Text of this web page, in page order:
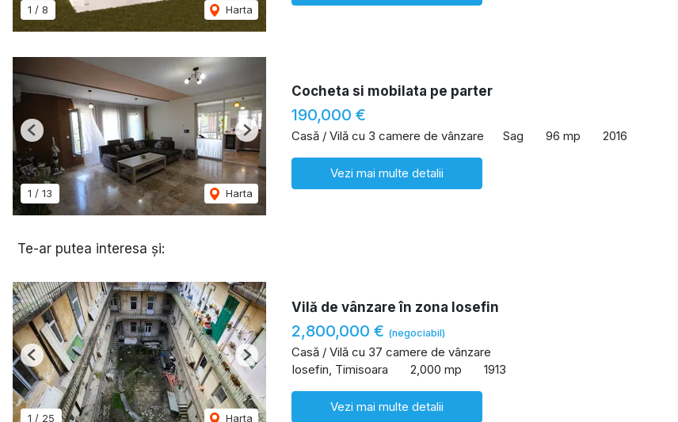
1 / 8 Harta
1 / 13 Harta
Previous Next
Cocheta si mobilata pe parter
190,000 €
Casă / Vilă cu 3 camere de vânzare Sag 96 mp 2016
Vezi mai multe detalii
Te-ar putea interesa și:
1 / 25 Harta
Previous Next
Vilă de vânzare în zona Iosefin
2,800,000 € (negociabil)
Casă / Vilă cu 37 camere de vânzare
Iosefin, Timisoara
2,000 mp 1913
Vezi mai multe detalii